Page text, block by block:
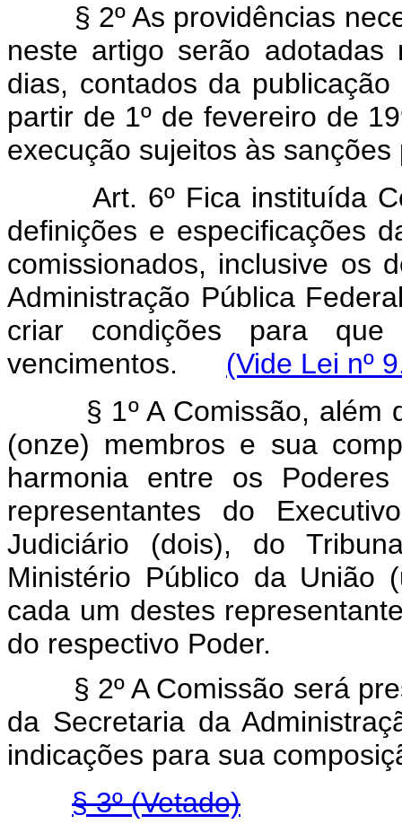
§ 2º As providências
neste artigo serão
dias, contados da
partir de 1º de fevereiro de
execução sujeitos às
Art. 6º Fica instituída
definições e especificações
comissionados, inclusive os
Administração Pública
criar condições para
vencimentos. (Vide Lei nº
§ 1º A Comissão, além
(onze) membros e sua
harmonia entre os
representantes do
Judiciário (dois), do
Ministério Público da União
cada um destes
do respectivo Poder.
§ 2º A Comissão será
da Secretaria da
indicações para sua
§ 3º (Vetado)